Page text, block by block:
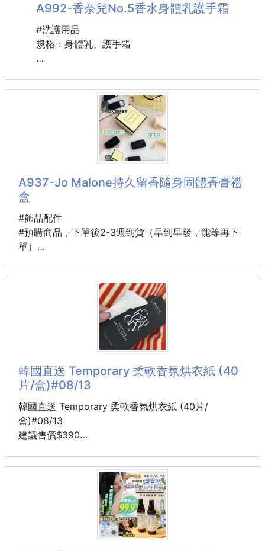
好聞的香氣撲鼻而來創造專屬於你的香氣空間💓
🌈1️⃣2️⃣小時持久留香低調好聞不刺鼻隨時保持好聞香
📍白桃烏龍甜而不膩的果香新鮮飽滿的甜美的水蜜桃
📍茉莉龍井氣質滿滿的茶香盈滿龍井的清香與茉莉花
A992-香奈兒No.5香水身體乳護手霜
#洗護用品
規格：身體乳、護手霜
🎀✨質感女孩最愛🎀
🌹經典五號香水超高級味道
🌹塗上立刻變身精緻女孩
🌹氣質直接拉滿
🌟 身體乳柔潤好推不黏膩
🌟 香氛＋保養一次到位
💯 全身皮膚越塗越白嫩
💯 採用面霜精華級成分塗抹全身
💗 約會必備香味
💗 睡前保養身體柔嫩又好眠
💗 高級香味永遠環繞在身邊
💟 送禮超有面子
💟 情人節禮物
💟 姐妹生日禮
A937-Jo Malone持久留香隨身固體香膏禮
盒
#飾品配件
#預購商品，下單後2-3週到貨（早到早發，能等再下
單）
➖️➖️➖️產品說明➖️➖️➖️
✴️禮盒裝＋紙袋＋獨立封膜
✨高質感禮盒包裝✨
🔥經典Jo Malone香膏🔥
❤️Jo malone的味道真的巨高級❤️
🌞夏天容易流汗💦
🌞外出更需要香膏🏖️
👍才真的有辦法～『抑味持香』
❌只噴香水....汗臭＋香水味...更噁🤮🤢
👉🏻直接馬上壓過你的汗臭味
👉🏻攜帶方便又不笨重
👉🏻約會、上班、旅行一定必帶
韓國直送 Temporary 柔軟香氛烘衣紙 (40
片/盒)#08/13
韓國直送 Temporary 柔軟香氛烘衣紙 (40片/
盒)#08/13
建議售價$390
讓每次烘衣完也能很療癒